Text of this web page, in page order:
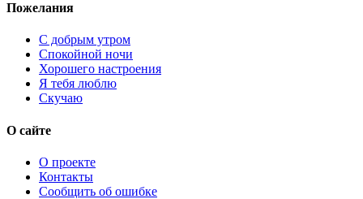
Пожелания
С добрым утром
Спокойной ночи
Хорошего настроения
Я тебя люблю
Скучаю
О сайте
О проекте
Контакты
Сообщить об ошибке